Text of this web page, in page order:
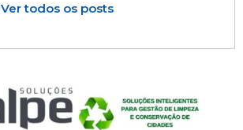
Ver todos os posts